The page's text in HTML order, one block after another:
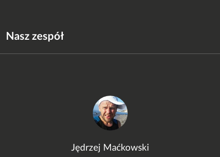
Nasz zespół
Jędrzej Maćkowski